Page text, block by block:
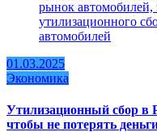
01.03.2025
Экономика
Утилизационный сбор в
чтобы не потерять